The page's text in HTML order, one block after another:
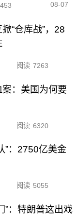
08-07
“仓库战”，28
阅读 7263
：美国为何要
阅读 6320
”：2750亿美金
阅读 5055
”：特朗普这出戏